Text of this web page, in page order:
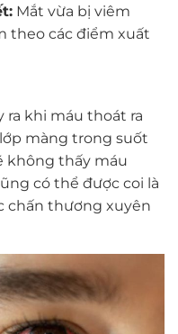
Mắt vừa bị viêm
theo các điểm xuất
ra khi máu thoát ra
màng trong suốt
không thấy máu
có thể được coi là
chấn thương xuyên